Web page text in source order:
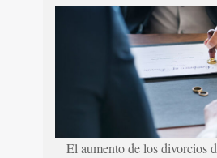
El aumento de los divorcios